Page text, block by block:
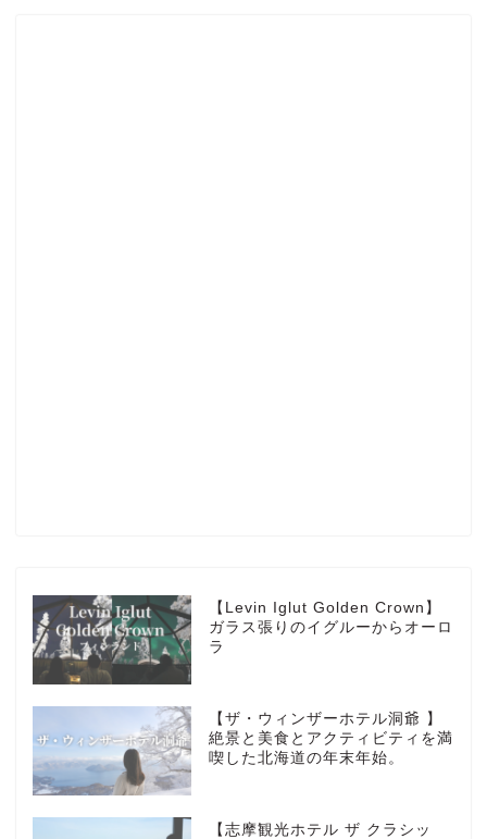
【Levin Iglut Golden Crown】
ガラス張りのイグルーからオーロ
ラ
【ザ・ウィンザーホテル洞爺 】
絶景と美食とアクティビティを満
喫した北海道の年末年始。
【志摩観光ホテル ザ クラシッ
HOTEL
TRAVEL